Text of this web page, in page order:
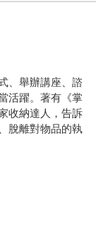
、舉辦講座、諮
活躍。著有《掌
收納達人，告訴
脫離對物品的執